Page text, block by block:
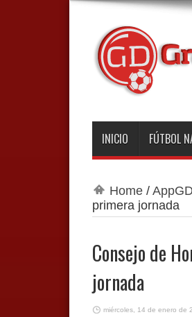
INICIO FÚTBOL
Home/ AppGD
primera jornada
Consejo de
jornada
miércoles, 14 de enero de